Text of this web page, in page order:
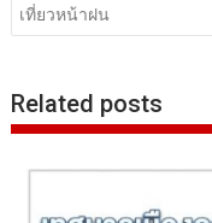
เที่ยวหน้าฝน
Related posts